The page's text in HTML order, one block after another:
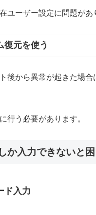
ユーザー設定に問題があ
復元を使う
後から異常が起きた場合
行う必要があります。
か入力できないと
ド入力